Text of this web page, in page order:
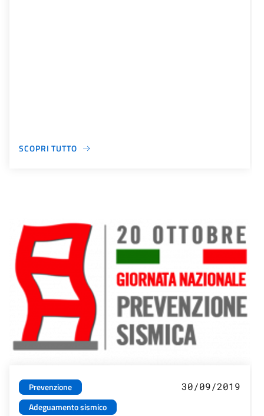
SCOPRI TUTTO
Prevenzione
Adeguamento sismico
30/09/2019